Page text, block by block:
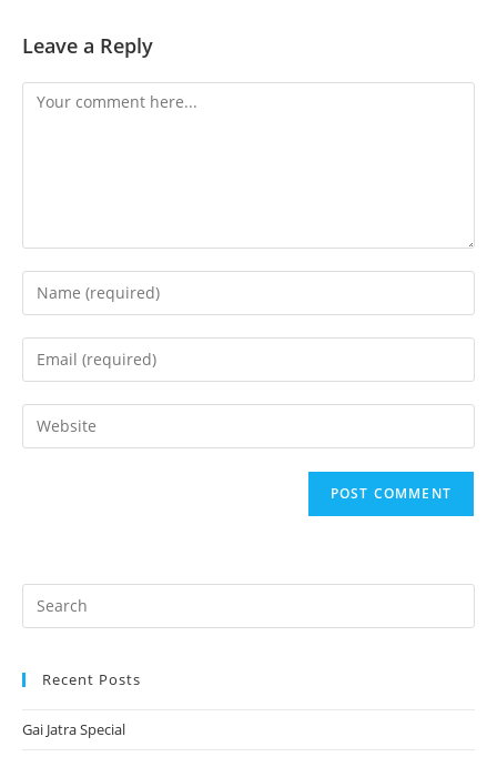
Leave a Reply
Comment
Enter
your
name
comment
Enter
your
email
address
Enter
your
Recent Posts
Gai Jatra Special